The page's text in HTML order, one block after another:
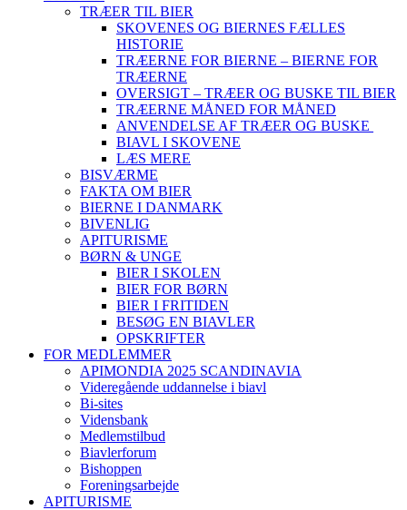
TRÆER TIL BIER
SKOVENES OG BIERNES FÆLLES
HISTORIE
TRÆERNE FOR BIERNE – BIERNE FOR
TRÆERNE
OVERSIGT – TRÆER OG BUSKE TIL BIER
TRÆERNE MÅNED FOR MÅNED
ANVENDELSE AF TRÆER OG BUSKE
BIAVL I SKOVENE
LÆS MERE
BISVÆRME
FAKTA OM BIER
BIERNE I DANMARK
BIVENLIG
APITURISME
BØRN & UNGE
BIER I SKOLEN
BIER FOR BØRN
BIER I FRITIDEN
BESØG EN BIAVLER
OPSKRIFTER
FOR MEDLEMMER
APIMONDIA 2025 SCANDINAVIA
Videregående uddannelse i biavl
Bi-sites
Vidensbank
Medlemstilbud
Biavlerforum
Bishoppen
Foreningsarbejde
APITURISME